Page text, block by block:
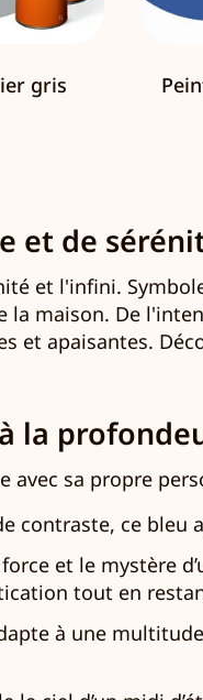
gris
et de
et l'infini.
maison. De
et apaisantes.
la
sa propre
contraste, ce bleu
et le mystère
tout en
à une